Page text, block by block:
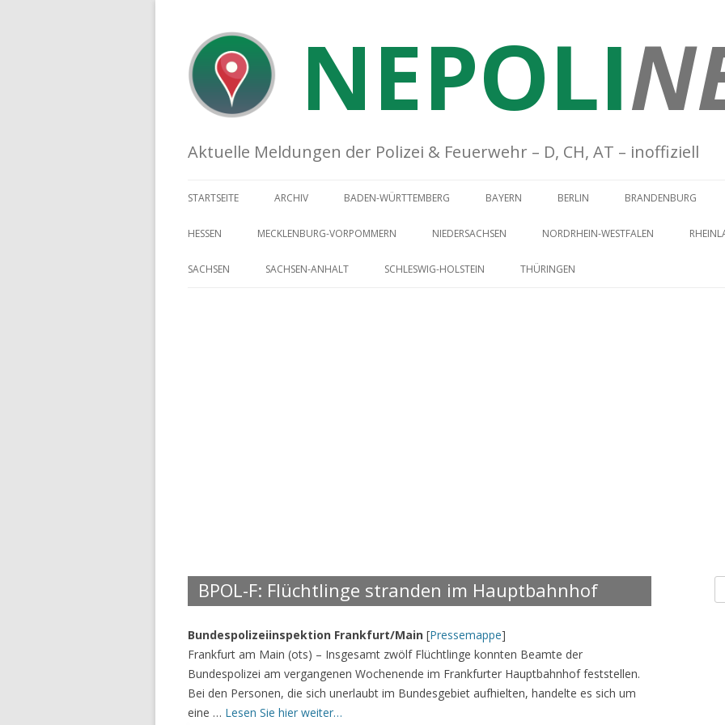
NEPOLI
Aktuelle Meldungen der Polizei & Feuerwehr – D, CH, AT – inoffiziell
STARTSEITE ARCHIV BADEN-WÜRTTEMBERG BAYERN BERLIN BRANDENBURG
HESSEN MECKLENBURG-VORPOMMERN NIEDERSACHSEN NORDRHEIN-WESTFALEN
SACHSEN SACHSEN-ANHALT SCHLESWIG-HOLSTEIN THÜRINGEN
BPOL-F: Flüchtlinge stranden im Hauptbahnhof
Bundespolizeiinspektion Frankfurt/Main [Pressemappe]
Frankfurt am Main (ots) – Insgesamt zwölf Flüchtlinge konnten Beamte der
Bundespolizei am vergangenen Wochenende im Frankfurter Hauptbahnhof feststellen.
Bei den Personen, die sich unerlaubt im Bundesgebiet aufhielten, handelte es sich um
eine … Lesen Sie hier weiter…